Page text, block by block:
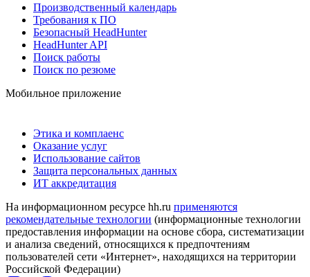
Производственный календарь
Требования к ПО
Безопасный HeadHunter
HeadHunter API
Поиск работы
Поиск по резюме
Мобильное приложение
Этика и комплаенс
Оказание услуг
Использование сайтов
Защита персональных данных
ИТ аккредитация
На информационном ресурсе hh.ru применяются
рекомендательные технологии (информационные технологии
предоставления информации на основе сбора, систематизации
и анализа сведений, относящихся к предпочтениям
пользователей сети «Интернет», находящихся на территории
Российской Федерации)